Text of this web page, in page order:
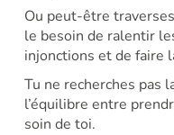
Ou peut-être
le besoin de ralentir
injonctions et de faire
Tu ne recherches pas
l’équilibre entre
soin de toi.